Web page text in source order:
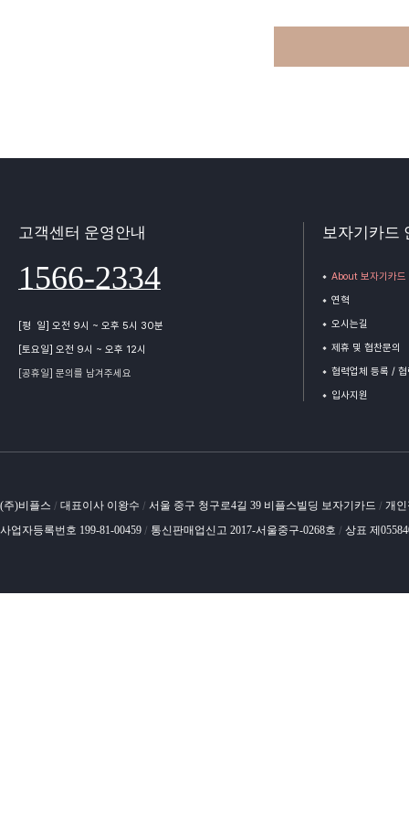
고객센터 운영안내
1566-2334
[평 일] 오전 9시 ~ 오후 5시 30분
[토요일] 오전 9시 ~ 오후 12시
[공휴일] 문의를 남겨주세요
보자기카드
About 보자기카드
연혁
오시는길
제휴 및 협찬문의
협력업체 등록 /
입사지원
(주)비플스 / 대표이사 이왕수 / 서울 중구 청구로4길 39 비플스빌딩 보자기카드 / 개
사업자등록번호 199-81-00459 / 통신판매업신고 2017-서울중구-0268호 / 상표 제